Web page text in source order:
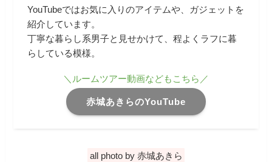
YouTubeではお気に入りのアイテムや、ガジェットを
紹介しています。
丁寧な暮らし系男子と見せかけて、程よくラフに暮
らしている模様。
＼ルームツアー動画などもこちら／
赤城あきらのYouTube
all photo by 赤城あきら